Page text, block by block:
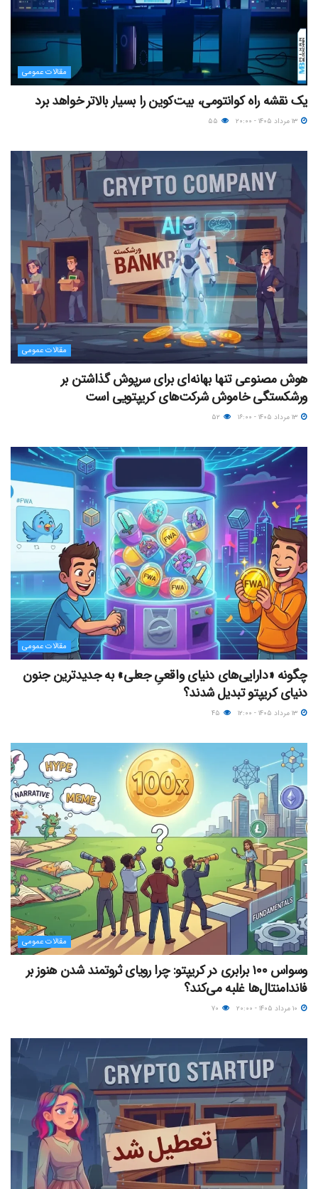
مقالات عمومی
یک نقشه راه کوانتومی، بیت‌کوین را بسیار بالاتر خواهد برد
مقالات عمومی
هوش مصنوعی تنها بهانه‌ای برای سرپوش گذاشتن بر
ورشکستگی خاموش شرکت‌های کریپتویی است
مقالات عمومی
چگونه «دارایی‌های دنیای واقعیِ جعلی» به جدیدترین جنون
دنیای کریپتو تبدیل شدند؟
مقالات عمومی
وسواس ۱۰۰ برابری در کریپتو: چرا رویای ثروتمند شدن هنوز بر
فاندامنتال‌ها غلبه می‌کند؟